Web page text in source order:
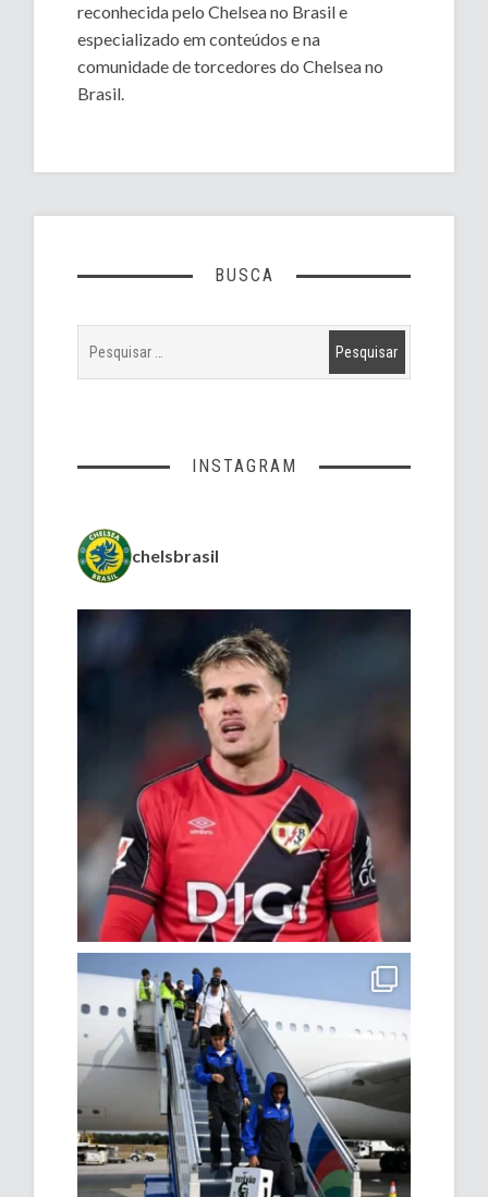
reconhecida pelo Chelsea no Brasil e
especializado em conteúdos e na
comunidade de torcedores do Chelsea no
Brasil.
BUSCA
INSTAGRAM
chelsbrasil